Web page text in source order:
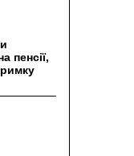
пенсії,